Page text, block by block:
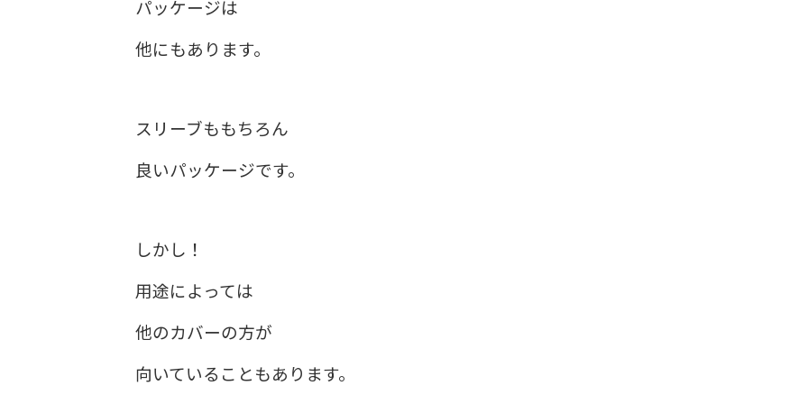
パッケージは
他にもあります。
スリーブももちろん
良いパッケージです。
しかし！
用途によっては
他のカバーの方が
向いていることもあります。